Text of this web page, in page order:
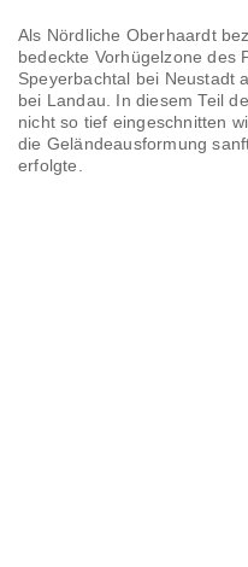
Als Nördliche Oberhaardt
bedeckte Vorhügelzone des
Speyerbachtal bei Neustadt
bei Landau. In diesem Teil
nicht so tief eingeschnitten
die Geländeausformung
erfolgte.